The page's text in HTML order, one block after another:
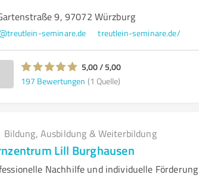
9, 97072 Würzburg
seminare.de treutlein-seminare.de/
5,00 / 5,00
197 Bewertungen (1 Quelle)
Bildung, Ausbildung & Weiterbildung
Lill Burghausen
Nachhilfe und individuelle